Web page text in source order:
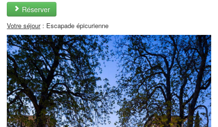
Réserver
Votre séjour: Escapade épicurienne